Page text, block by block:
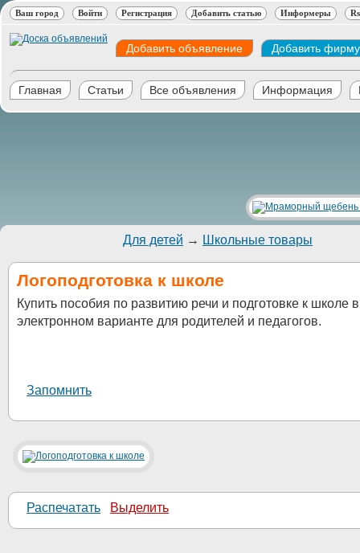
Ваш город Войти Регистрация Добавить статью Информеры
Добавить объявление Добавить фирму
Главная Статьи Все объявления Информация
Для детей → Школьные товары
Логоподготовка к школе
Купить пособия по развитию речи и подготовке к школе в
электронном варианте для родителей и педагогов.
Запомнить
Распечатать Выделить